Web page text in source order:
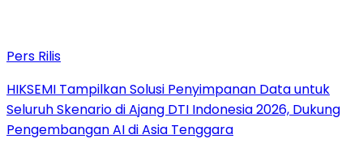
Pers Rilis
HIKSEMI Tampilkan Solusi Penyimpanan Data untuk
Seluruh Skenario di Ajang DTI Indonesia 2026, Dukung
Pengembangan AI di Asia Tenggara